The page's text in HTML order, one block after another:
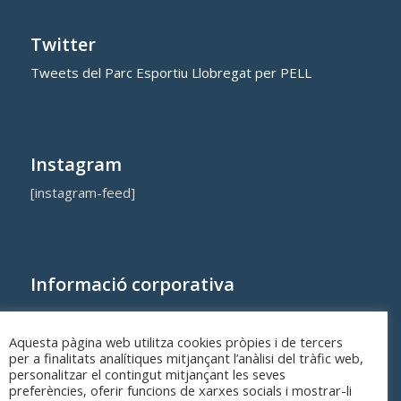
Twitter
Tweets del Parc Esportiu Llobregat per PELL
Instagram
[instagram-feed]
Informació corporativa
Qui som
Cost dels equipaments i serveis municipals
Aquesta pàgina web utilitza cookies pròpies i de tercers
per a finalitats analítiques mitjançant l’anàlisi del tràfic web,
personalitzar el contingut mitjançant les seves
preferències, oferir funcions de xarxes socials i mostrar-li